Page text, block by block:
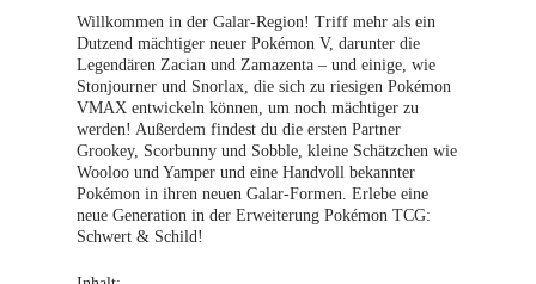
Willkommen in der Galar-Region! Triff mehr als ein
Dutzend mächtiger neuer Pokémon V, darunter die
Legendären Zacian und Zamazenta – und einige, wie
Stonjourner und Snorlax, die sich zu riesigen Pokémon
VMAX entwickeln können, um noch mächtiger zu
werden! Außerdem findest du die ersten Partner
Grookey, Scorbunny und Sobble, kleine Schätzchen wie
Wooloo und Yamper und eine Handvoll bekannter
Pokémon in ihren neuen Galar-Formen. Erlebe eine
neue Generation in der Erweiterung Pokémon TCG:
Schwert & Schild!